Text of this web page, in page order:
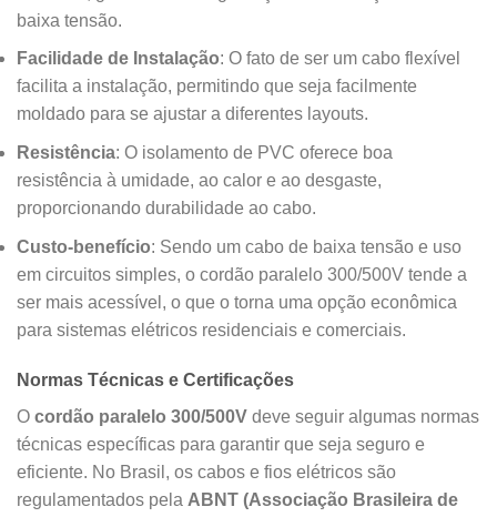
baixa tensão.
Facilidade de Instalação: O fato de ser um cabo flexível
facilita a instalação, permitindo que seja facilmente
moldado para se ajustar a diferentes layouts.
Resistência: O isolamento de PVC oferece boa
resistência à umidade, ao calor e ao desgaste,
proporcionando durabilidade ao cabo.
Custo-benefício: Sendo um cabo de baixa tensão e uso
em circuitos simples, o cordão paralelo 300/500V tende a
ser mais acessível, o que o torna uma opção econômica
para sistemas elétricos residenciais e comerciais.
Normas Técnicas e Certificações
O cordão paralelo 300/500V deve seguir algumas normas
técnicas específicas para garantir que seja seguro e
eficiente. No Brasil, os cabos e fios elétricos são
regulamentados pela ABNT (Associação Brasileira de